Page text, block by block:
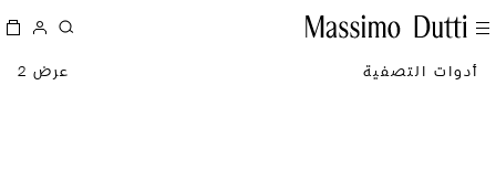
أدوات التصفية عرض 2